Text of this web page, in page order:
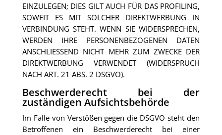
EINZULEGEN; DIES GILT AUCH FÜR DAS PROFILING,
SOWEIT ES MIT SOLCHER DIREKTWERBUNG IN
VERBINDUNG STEHT. WENN SIE WIDERSPRECHEN,
WERDEN IHRE PERSONENBEZOGENEN DATEN
ANSCHLIESSEND NICHT MEHR ZUM ZWECKE DER
DIREKTWERBUNG VERWENDET (WIDERSPRUCH
NACH ART. 21 ABS. 2 DSGVO).
Beschwerderecht bei der
zuständigen Aufsichtsbehörde
Im Falle von Verstößen gegen die DSGVO steht den
Betroffenen ein Beschwerderecht bei einer